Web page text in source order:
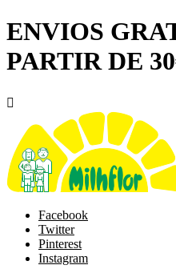
ENVIOS
PARTIR DE

Facebook
Twitter
Pinterest
Instagram